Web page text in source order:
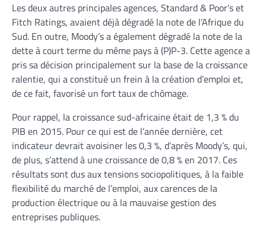
Les deux autres principales agences, Standard & Poor’s et
Fitch Ratings, avaient déjà dégradé la note de l’Afrique du
Sud. En outre, Moody’s a également dégradé la note de la
dette à court terme du même pays à (P)P-3. Cette agence a
pris sa décision principalement sur la base de la croissance
ralentie, qui a constitué un frein à la création d’emploi et,
de ce fait, favorisé un fort taux de chômage.
Pour rappel, la croissance sud-africaine était de 1,3 % du
PIB en 2015. Pour ce qui est de l’année dernière, cet
indicateur devrait avoisiner les 0,3 %, d’après Moody’s, qui,
de plus, s’attend à une croissance de 0,8 % en 2017. Ces
résultats sont dus aux tensions sociopolitiques, à la faible
flexibilité du marché de l’emploi, aux carences de la
production électrique ou à la mauvaise gestion des
entreprises publiques.